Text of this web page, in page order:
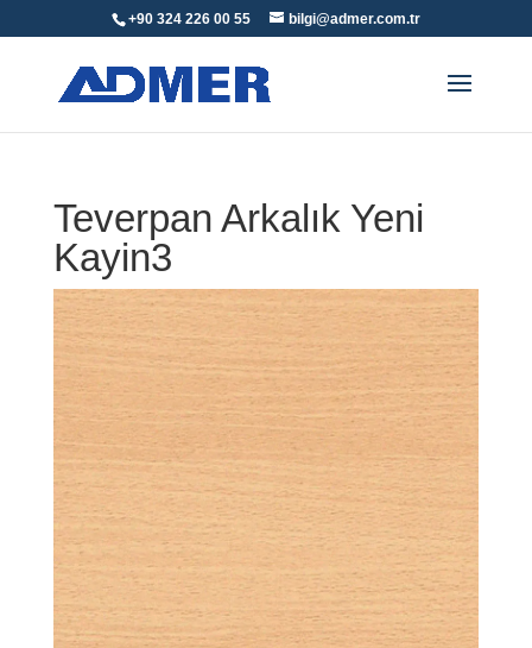
+90 324 226 00 55 bilgi@admer.com.tr
Teverpan Arkalık Yeni
Kayin3